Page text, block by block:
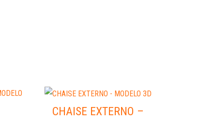
CHAISE EXTERNO –